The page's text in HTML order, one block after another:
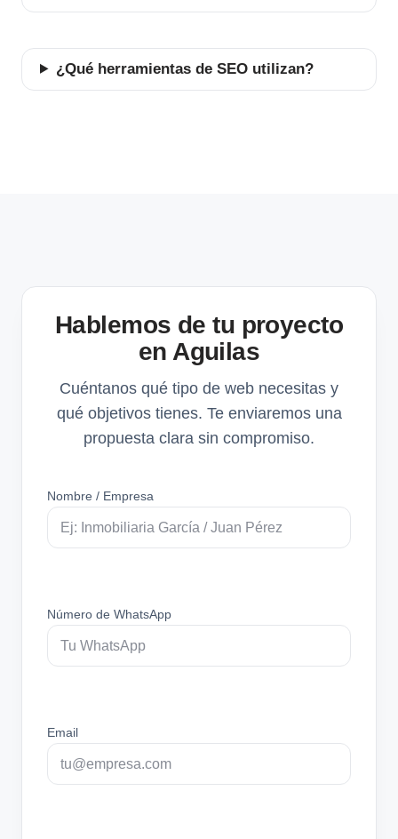
¿Qué herramientas de SEO utilizan?
Hablemos de tu proyecto
en Aguilas
Cuéntanos qué tipo de web necesitas y
qué objetivos tienes. Te enviaremos una
propuesta clara sin compromiso.
Nombre / Empresa
Número de WhatsApp
Email